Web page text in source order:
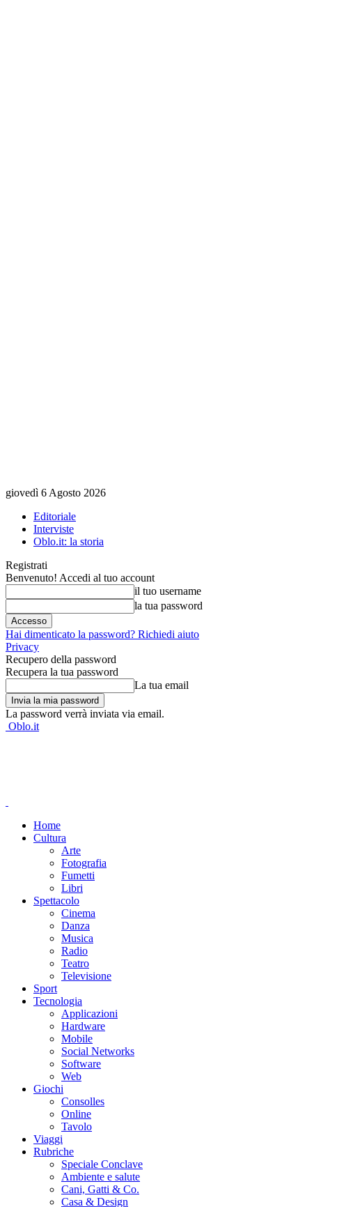
giovedì 6 Agosto 2026
Editoriale
Interviste
Oblo.it: la storia
Registrati
Benvenuto! Accedi al tuo account
il tuo username
la tua password
Hai dimenticato la password? Richiedi aiuto
Privacy
Recupero della password
Recupera la tua password
La tua email
La password verrà inviata via email.
Oblo.it
Home
Cultura
Arte
Fotografia
Fumetti
Libri
Spettacolo
Cinema
Danza
Musica
Radio
Teatro
Televisione
Sport
Tecnologia
Applicazioni
Hardware
Mobile
Social Networks
Software
Web
Giochi
Consolles
Online
Tavolo
Viaggi
Rubriche
Speciale Conclave
Ambiente e salute
Cani, Gatti & Co.
Casa & Design